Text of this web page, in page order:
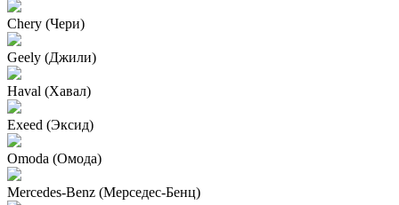
Chery (Чери)
Geely (Джили)
Haval (Хавал)
Exeed (Эксид)
Omoda (Омода)
Mercedes-Benz (Мерседес-Бенц)